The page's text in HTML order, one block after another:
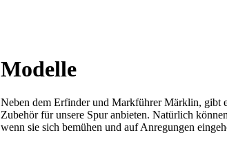
Modelle
Neben dem Erfinder und Markführer Märklin, gibt
Zubehör für unsere Spur anbieten. Natürlich
wenn sie sich bemühen und auf Anregungen